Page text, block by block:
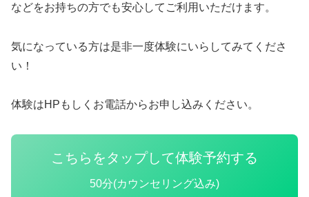
などをお持ちの方でも安心してご利用いただけます。
気になっている方は是非一度体験にいらしてみてくださ
い！
体験はHPもしくお電話からお申し込みください。
こちらをタップして体験予約する
50分(カウンセリング込み)